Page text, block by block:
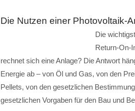
Die Nutzen einer Photovoltaik-
Die
Return-On-
rechnet sich eine Anlage? Die Antwort
Energie ab – von Öl und Gas, von den
Pellets, von den gesetzlichen
gesetzlichen Vorgaben für den Bau und